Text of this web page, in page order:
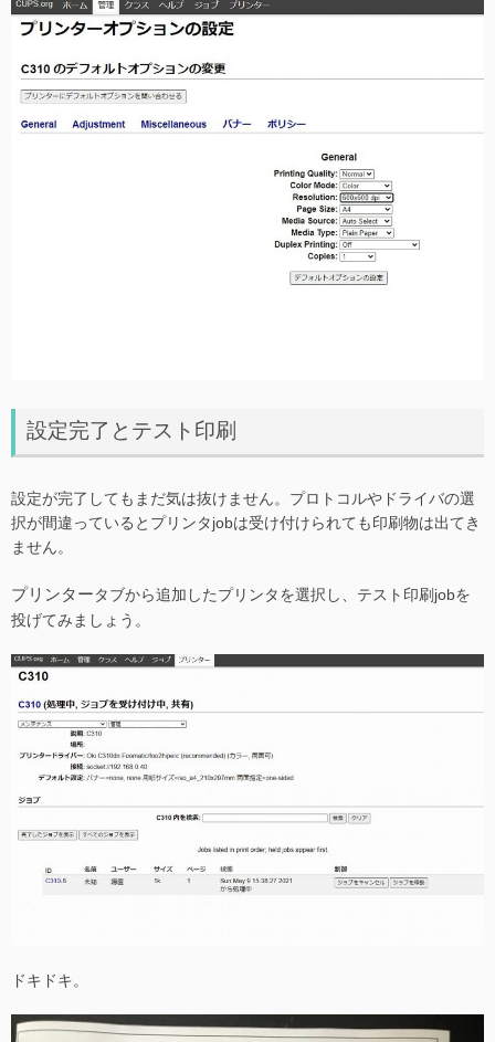
設定完了とテスト印刷
設定が完了してもまだ気は抜けません。プロトコルやドライバの選
択が間違っているとプリンタjobは受け付けられても印刷物は出てき
ません。
プリンタータブから追加したプリンタを選択し、テスト印刷jobを
投げてみましょう。
ドキドキ。